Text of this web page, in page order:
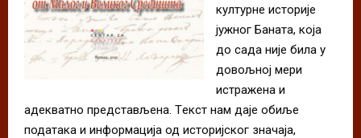
културне историје
јужног Баната, која
до сада није била у
довољној мери
истражена и
адекватно представљена. Tекст нам даје обиље
података и информација од историјског значаја,